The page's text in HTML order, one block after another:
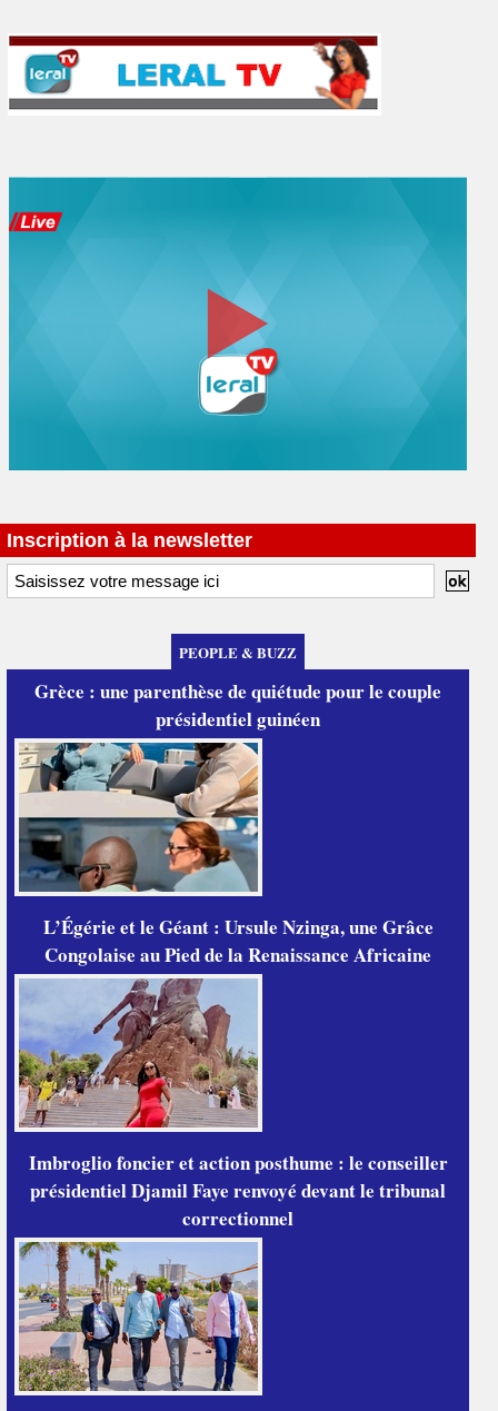
Inscription à la newsletter
PEOPLE & BUZZ
Grèce : une parenthèse de quiétude pour le couple
présidentiel guinéen
L’Égérie et le Géant : Ursule Nzinga, une Grâce
Congolaise au Pied de la Renaissance Africaine
Imbroglio foncier et action posthume : le conseiller
présidentiel Djamil Faye renvoyé devant le tribunal
correctionnel